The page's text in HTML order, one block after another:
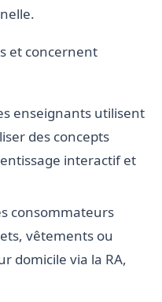
et concernent
enseignants utilisent
des concepts
interactif et
consommateurs
vêtements ou
domicile via la RA,